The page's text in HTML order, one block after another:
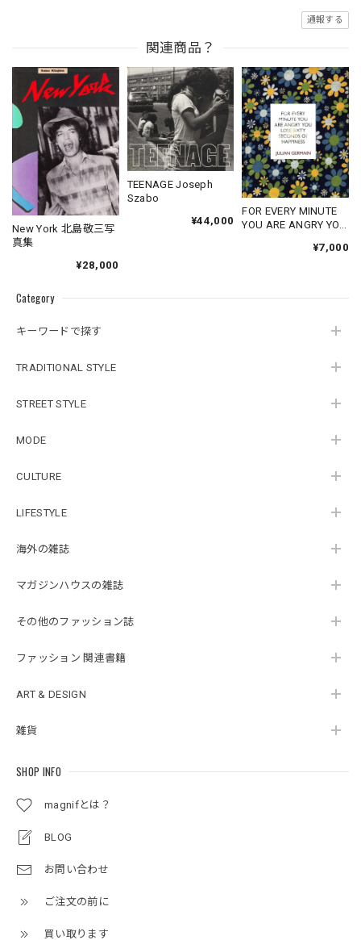
Category
キーワードで探す
TRADITIONAL STYLE
STREET STYLE
MODE
CULTURE
LIFESTYLE
海外の雑誌
マガジンハウスの雑誌
その他のファッション誌
ファッション 関連書籍
ART & DESIGN
雑貨
SHOP INFO
magnifとは？
BLOG
お問い合わせ
ご注文の前に
買い取ります
通報する
関連商品？
New York 北島敬三写
真集
¥28,000
TEENAGE Joseph
Szabo
¥44,000
FOR EVERY MINUTE
YOU ARE ANGRY YOU
¥7,000